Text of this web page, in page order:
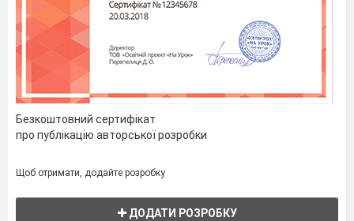
Безкоштовний сертифікат
про публікацію авторської розробки
Щоб отримати, додайте розробку
ДОДАТИ РОЗРОБКУ